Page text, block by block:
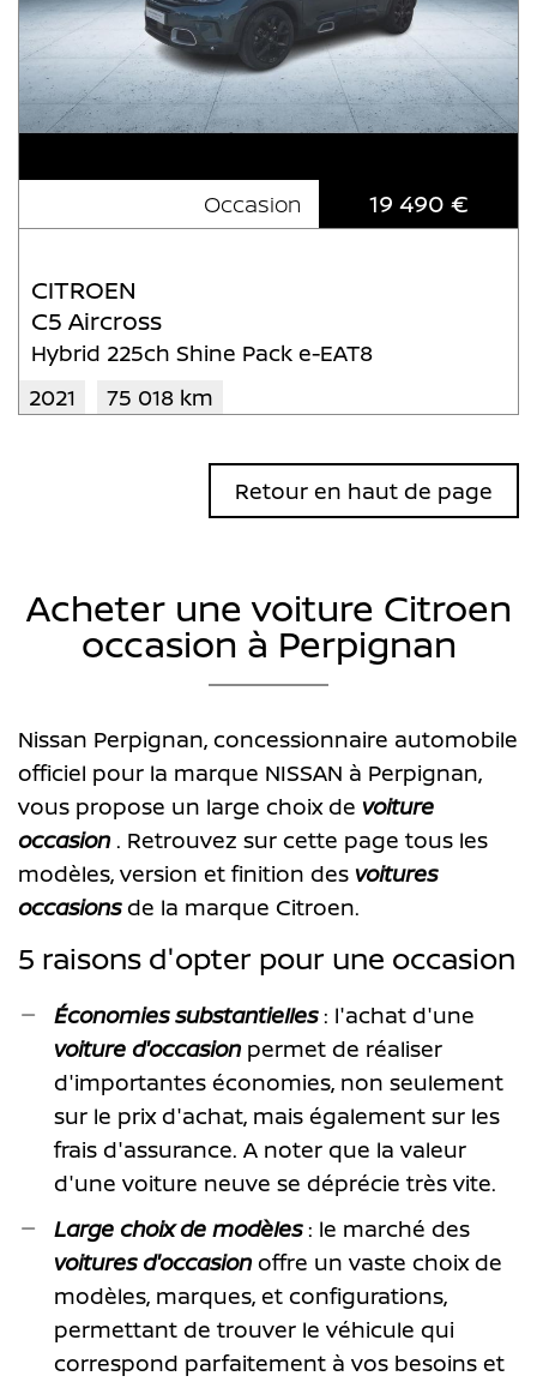
Occasion 19 490 €
CITROEN
C5 Aircross
Hybrid 225ch Shine Pack e-EAT8
2021
75 018 km
Retour en haut de page
Acheter une voiture Citroen
occasion à Perpignan
Nissan Perpignan, concessionnaire automobile
officiel pour la marque NISSAN à Perpignan,
vous propose un large choix de voiture
occasion . Retrouvez sur cette page tous les
modèles, version et finition des voitures
occasionsde la marque Citroen.
5 raisons d'opter pour une occasion
Économies substantielles: l'achat d'une
voiture d'occasion permet de réaliser
d'importantes économies, non seulement
sur le prix d'achat, mais également sur les
frais d'assurance. A noter que la valeur
d'une voiture neuve se déprécie très vite.
Large choix de modèles: le marché des
voitures d'occasion offre un vaste choix de
modèles, marques, et configurations,
permettant de trouver le véhicule qui
correspond parfaitement à vos besoins et